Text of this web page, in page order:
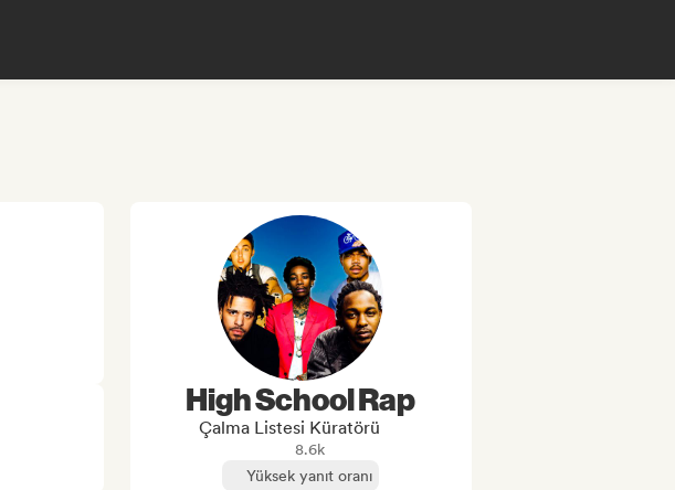
High School Rap
Çalma Listesi Küratörü
8.6k
Yüksek yanıt oranı